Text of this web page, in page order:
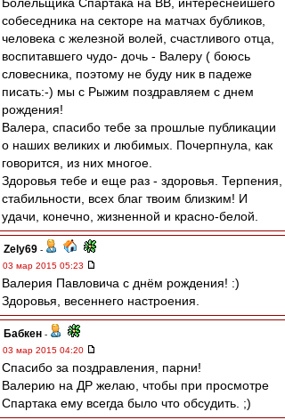
собеседника на секторе на матчах бубликов,
человека с железной волей, счастливого отца,
воспитавшего чудо- дочь - Валеру ( боюсь
словесника, поэтому не буду ник в падеже
писать:-) мы с Рыжим поздравляем с днем
рождения!
Валера, спасибо тебе за прошлые публикации
о наших великих и любимых. Почерпнула, как
говорится, из них многое.
Здоровья тебе и еще раз - здоровья. Терпения,
стабильности, всех благ твоим близким! И
удачи, конечно, жизненной и красно-белой.
Zely69 -
03 мар 2015 05:23
Валерия Павловича с днём рождения! :)
Здоровья, весеннего настроения.
Бабкен -
03 мар 2015 04:20
Спасибо за поздравления, парни!
Валерию на ДР желаю, чтобы при просмотре
Спартака ему всегда было что обсудить. ;)